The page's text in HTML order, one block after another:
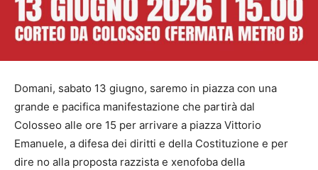
Domani, sabato 13 giugno, saremo in piazza con una
grande e pacifica manifestazione che partirà dal
Colosseo alle ore 15 per arrivare a piazza Vittorio
Emanuele, a difesa dei diritti e della Costituzione e per
dire no alla proposta razzista e xenofoba della